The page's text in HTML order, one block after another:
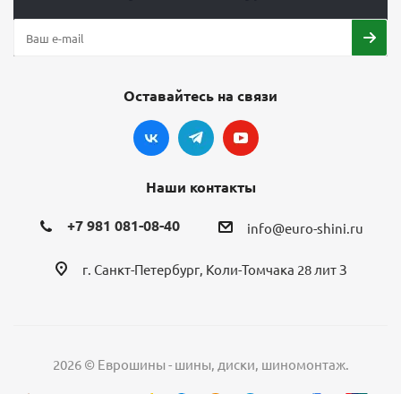
Оставайтесь на связи
Наши контакты
+7 981 081-08-40 info@euro-shini.ru
г. Санкт-Петербург, Коли-Томчака 28 лит З
2026 © Еврошины - шины, диски, шиномонтаж.